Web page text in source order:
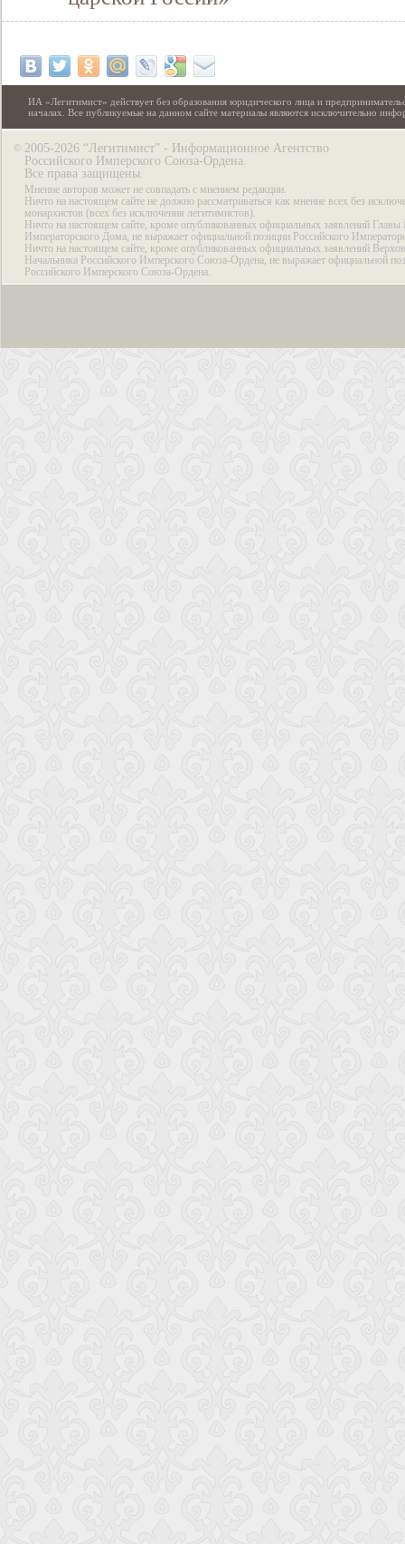
ИА «Легитимист» действует без образования юридического лица и
началах. Все публикуемые на данном сайте материалы являются исключительно
© 2005-2026 “Легитимист” - Информационное Агентство
Российского Имперского Союза-Ордена.
Все права защищены.
Мнение авторов может не совпадать с мнением редакции.
Ничто на настоящем сайте не должно рассматриваться как мнение всех без
монархистов (всех без исключения легитимистов).
Ничто на настоящем сайте, кроме опубликованных официальных заявлений Главы
Императорского Дома, не выражает официальной позиции Российского
Ничто на настоящем сайте, кроме опубликованных официальных заявлений
Начальника Российского Имперского Союза-Ордена, не выражает официальной
Российского Имперского Союза-Ордена.